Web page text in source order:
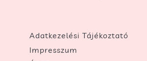
Adatkezelési Tájékoztató
Impresszum